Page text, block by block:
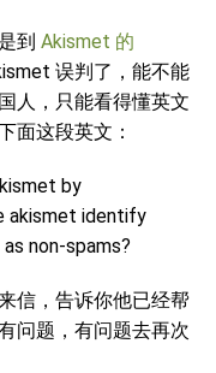
到 Akismet 的
误判了，能不能
人，只能看得懂英文
面这段英文：
by
akismet identify
non-spams?
信，告诉你他已经帮
问题，有问题去再次